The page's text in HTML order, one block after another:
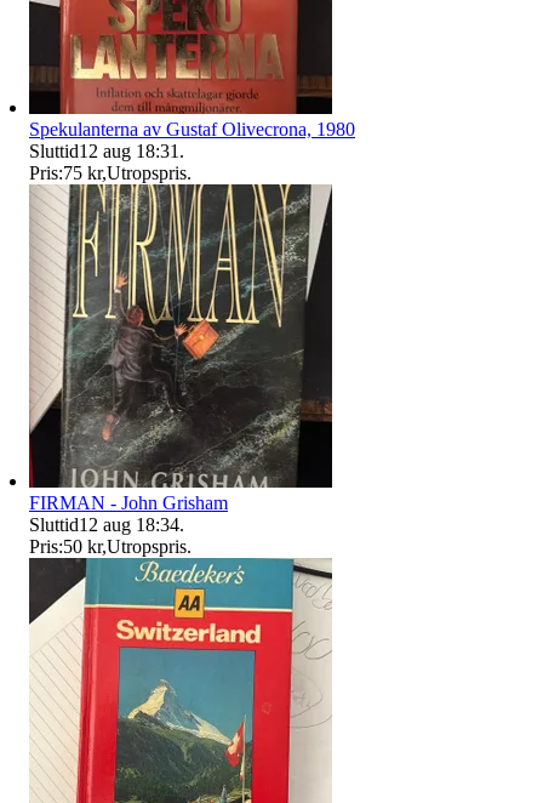
Spekulanterna av Gustaf Olivecrona, 1980
Sluttid12 aug 18:31 .
Pris:75 kr,Utropspris.
FIRMAN - John Grisham
Sluttid12 aug 18:34.
Pris:50 kr,Utropspris.